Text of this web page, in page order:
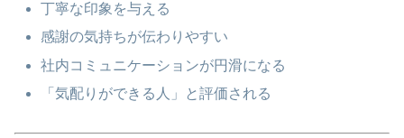
丁寧な印象を与える
感謝の気持ちが伝わりやすい
社内コミュニケーションが円滑になる
「気配りができる人」と評価される